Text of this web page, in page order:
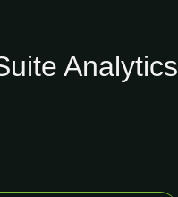
Analytics